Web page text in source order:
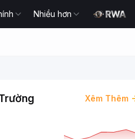
Nhiều hơn
Xêm Thêm